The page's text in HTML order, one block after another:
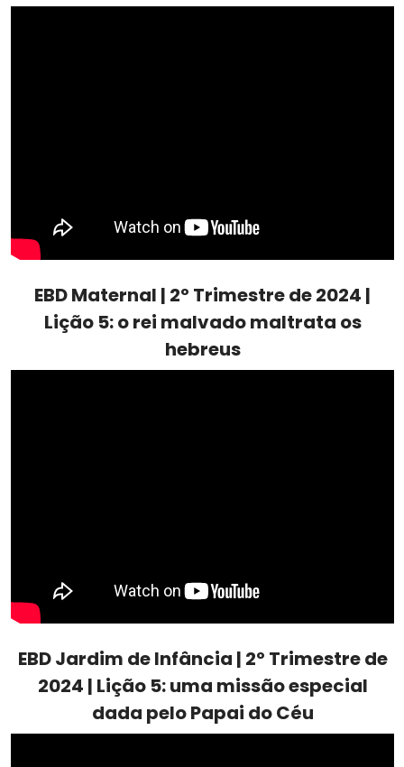
EBD Maternal | 2º Trimestre de 2024 |
Lição 5: o rei malvado maltrata os
hebreus
EBD Jardim de Infância | 2º Trimestre de
2024 | Lição 5: uma missão especial
dada pelo Papai do Céu